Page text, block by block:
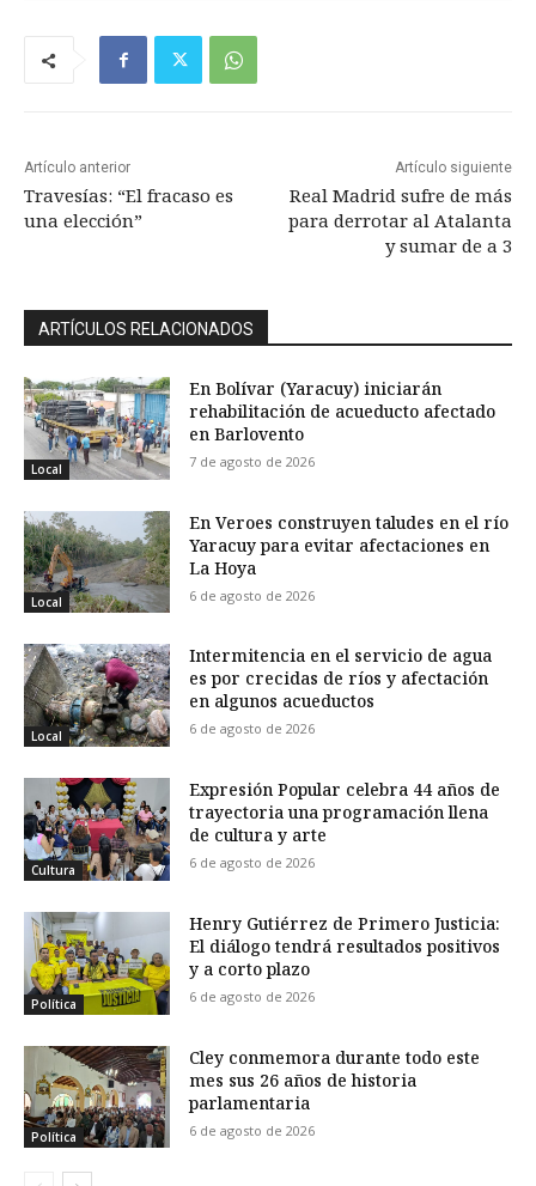
Artículo anterior
Travesías: “El fracaso es
una elección”
Artículo siguiente
Real Madrid sufre de más
para derrotar al Atalanta
y sumar de a 3
ARTÍCULOS RELACIONADOS
Local
En Bolívar (Yaracuy) iniciarán
rehabilitación de acueducto afectado
en Barlovento
7 de agosto de 2026
Local
En Veroes construyen taludes en el río
Yaracuy para evitar afectaciones en
La Hoya
6 de agosto de 2026
Local
Intermitencia en el servicio de agua
es por crecidas de ríos y afectación
en algunos acueductos
6 de agosto de 2026
Cultura
Expresión Popular celebra 44 años de
trayectoria una programación llena
de cultura y arte
6 de agosto de 2026
Política
Henry Gutiérrez de Primero Justicia:
El diálogo tendrá resultados positivos
y a corto plazo
6 de agosto de 2026
Política
Cley conmemora durante todo este
mes sus 26 años de historia
parlamentaria
6 de agosto de 2026